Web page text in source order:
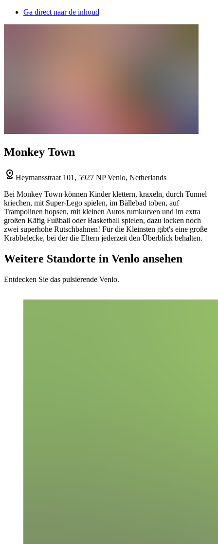
Ga direct naar de inhoud
Monkey Town
Heymansstraat 101, 5927 NP Venlo, Netherlands
Bei Monkey Town können Kinder klettern, kraxeln, durch Tunnel
kriechen, mit Super-Lego spielen, im Bällebad toben, auf
Trampolinen hopsen, mit kleinen Autos rumkurven und im extra
großen Käfig Fußball oder Basketball spielen, dazu locken noch
zwei superhohe Rutschbahnen! Für die Kleinsten gibt's eine große
Krabbelecke, bei der die Eltern jederzeit den Überblick behalten.
Weitere Standorte in Venlo ansehen
Entdecken Sie das pulsierende Venlo.